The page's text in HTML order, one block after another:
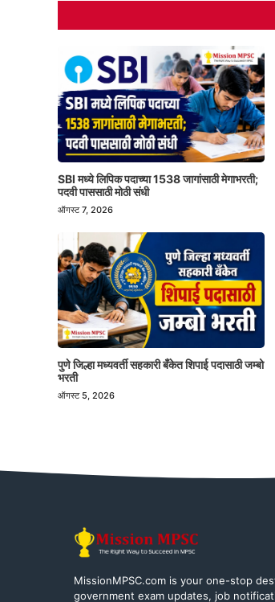
SBI मध्ये लिपिक पदाच्या 1538 जागांसाठी मेगाभरती;
पदवी पाससाठी मोठी संधी
ऑगस्ट 7, 2026
पुणे जिल्हा मध्यवर्ती सहकारी बँकेत शिपाई पदासाठी जम्बो
भरती
ऑगस्ट 5, 2026
MissionMPSC.com is your one-stop
government exam updates, job